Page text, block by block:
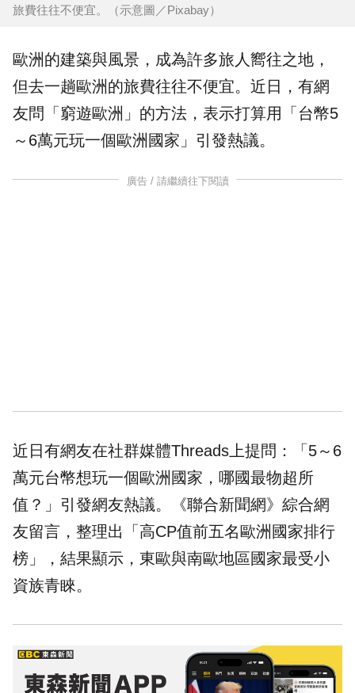
旅費往往不便宜。（示意圖／Pixabay）
歐洲的建築與風景，成為許多旅人嚮往之地，
但去一趟歐洲的旅費往往不便宜。近日，有網
友問「窮遊歐洲」的方法，表示打算用「台幣5
～6萬元玩一個歐洲 國家 」引發熱議。
廣告 / 請繼續往下閱讀
近日有網友在社群媒體Threads上提問：「5～6
萬元台幣想玩一個歐洲國家，哪國最物超所
值？」引發網友熱議。《聯合新聞網》綜合網
友留言，整理出「高CP值前五名歐洲國家排行
榜」，結果顯示，東歐與南歐地區國家最受小
資族青睞。